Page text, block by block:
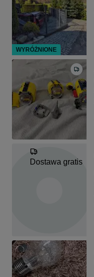
Dostawa gratis
WYRÓŻNIONE